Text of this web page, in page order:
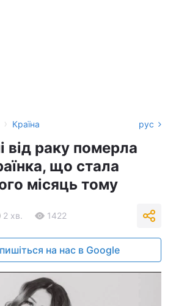
› Країна рус
від раку померла
що стала
місяць тому
2 хв. 1422
на нас в Google